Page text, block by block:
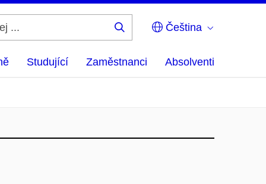
Čeština
Studující Zaměstnanci Absolventi